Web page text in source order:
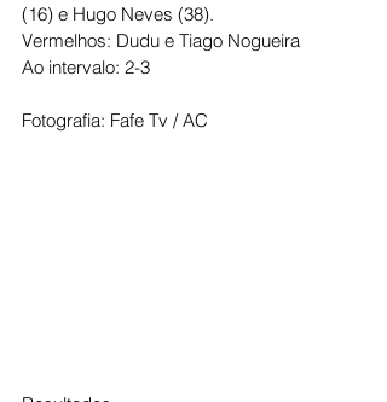
(16) e Hugo Neves (38).
Vermelhos: Dudu e Tiago Nogueira
Ao intervalo: 2-3
Fotografia: Fafe Tv / AC